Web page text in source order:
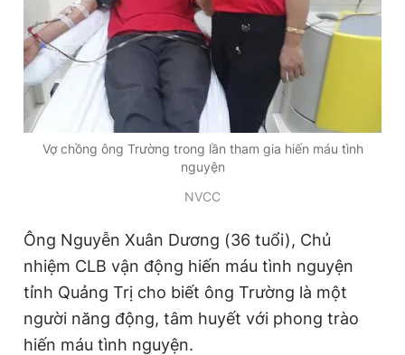
Vợ chồng ông Trường trong lần tham gia hiến máu tình
nguyện
NVCC
Ông Nguyễn Xuân Dương (36 tuổi), Chủ
nhiệm CLB vận động hiến máu tình nguyện
tỉnh Quảng Trị cho biết ông Trường là một
người năng động, tâm huyết với phong trào
hiến máu tình nguyện.